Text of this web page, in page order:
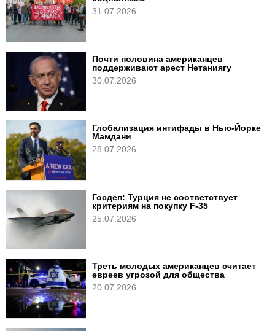
31.07.2026
Почти половина американцев
поддерживают арест Нетаниягу
30.07.2026
Глобализация интифады в Нью‑Йорке
Мамдани
28.07.2026
Госдеп: Турция не соответствует
критериям на покупку F-35
25.07.2026
Треть молодых американцев считает
евреев угрозой для общества
20.07.2026